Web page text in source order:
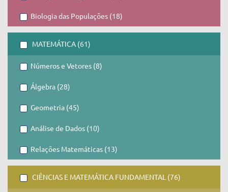
Biologia das Populações (18)
MATEMÁTICA (61)
Números e Vetores (8)
Álgebra (28)
Geometria (45)
Análise de Dados (10)
Relações Matemáticas (13)
CIÊNCIAS E MATEMÁTICA FUNDAMENTAL (76)